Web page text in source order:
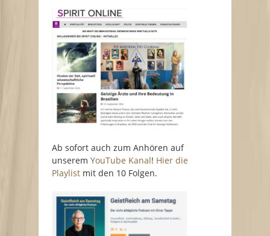
Ab sofort auch zum Anhören auf
unseremYouTube Kanal! Hier die
Playlist mit den 10 Folgen.